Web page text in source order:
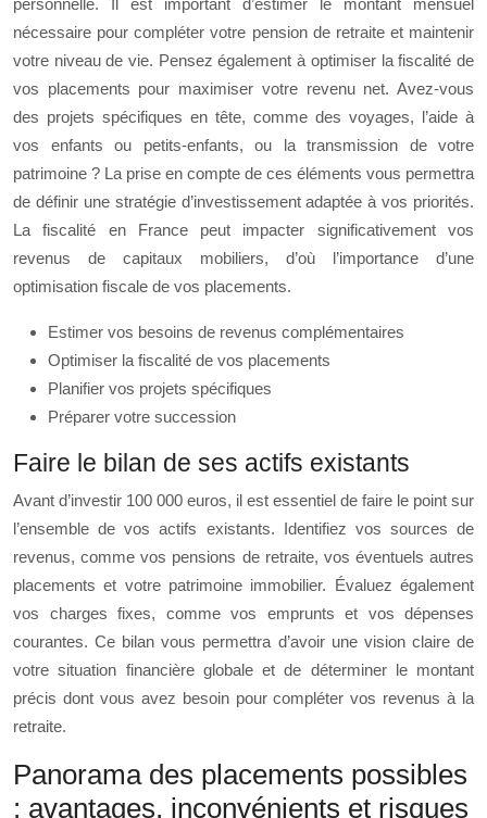
personnelle. Il est important d’estimer le montant mensuel
nécessaire pour compléter votre pension de retraite et maintenir
votre niveau de vie. Pensez également à optimiser la fiscalité de
vos placements pour maximiser votre revenu net. Avez-vous
des projets spécifiques en tête, comme des voyages, l’aide à
vos enfants ou petits-enfants, ou la transmission de votre
patrimoine ? La prise en compte de ces éléments vous permettra
de définir une stratégie d’investissement adaptée à vos priorités.
La fiscalité en France peut impacter significativement vos
revenus de capitaux mobiliers, d’où l’importance d’une
optimisation fiscale de vos placements.
Estimer vos besoins de revenus complémentaires
Optimiser la fiscalité de vos placements
Planifier vos projets spécifiques
Préparer votre succession
Faire le bilan de ses actifs existants
Avant d’investir 100 000 euros, il est essentiel de faire le point sur
l’ensemble de vos actifs existants. Identifiez vos sources de
revenus, comme vos pensions de retraite, vos éventuels autres
placements et votre patrimoine immobilier. Évaluez également
vos charges fixes, comme vos emprunts et vos dépenses
courantes. Ce bilan vous permettra d’avoir une vision claire de
votre situation financière globale et de déterminer le montant
précis dont vous avez besoin pour compléter vos revenus à la
retraite.
Panorama des placements possibles
: avantages, inconvénients et risques